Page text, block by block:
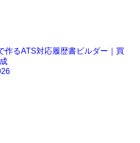
作るATS対応履歴書ビルダー｜買